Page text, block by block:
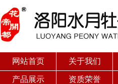
网站首页 关于我们
产品展示 资质荣誉